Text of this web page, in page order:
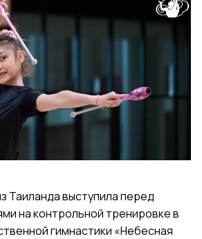
Таиланда выступила перед
на контрольной тренировке в
гимнастики «Небесная